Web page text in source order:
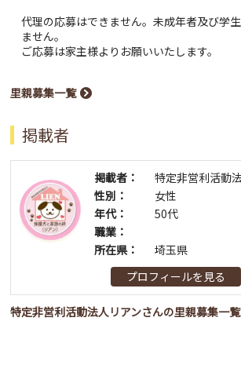
代理の応募はできません。未成年者及び学
ません。
ご応募は家主様よりお願いいたします。
里親募集一覧
掲載者
掲載者：
特定非営利活動
性別：
女性
年代：
50代
職業：
所在県：
埼玉県
プロフィールを見る
特定非営利活動法人リアンさんの里親募集一覧